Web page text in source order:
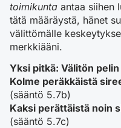
toimikunta antaa siihen
tätä määräystä, hänet
välittömälle
merkkiääni.
Yksi pitkä: Välitön
Kolme peräkkäistä
(sääntö 5.7b)
Kaksi perättäistä noin
(sääntö 5.7c)